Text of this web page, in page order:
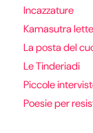
Incazzature
Kamasutra
La posta del
Le Tinderiadi
Piccole
Poesie per